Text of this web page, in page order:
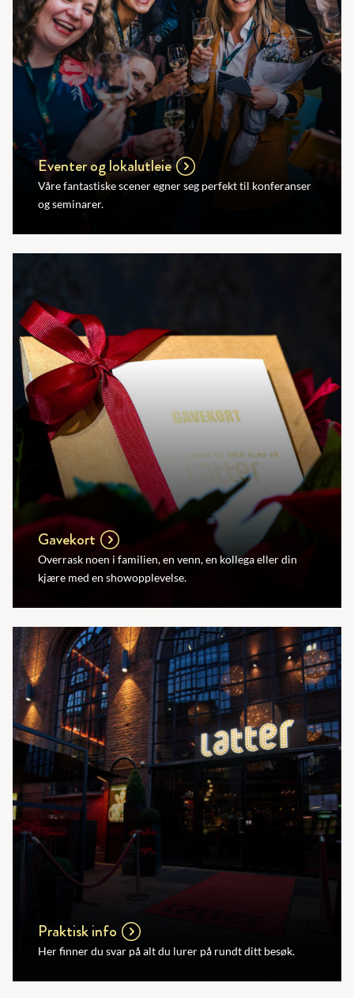
Eventer og lokalutleie
Våre fantastiske scener egner seg perfekt til konferanser
og seminarer.
Gavekort
Overrask noen i familien, en venn, en kollega eller din
kjære med en showopplevelse.
Praktisk info
Her finner du svar på alt du lurer på rundt ditt besøk.